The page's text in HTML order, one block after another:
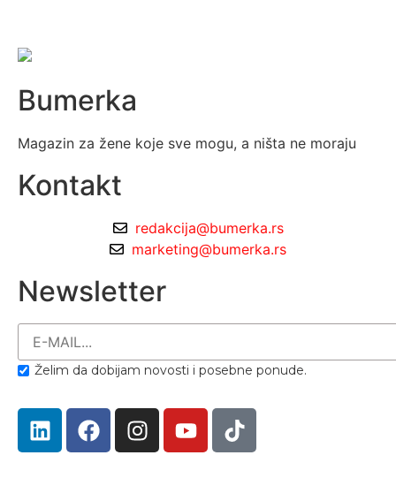
Bumerka
Magazin za žene koje sve mogu, a ništa ne moraju
Kontakt
redakcija@bumerka.rs
marketing@bumerka.rs
Newsletter
Želim da dobijam novosti i posebne ponude.